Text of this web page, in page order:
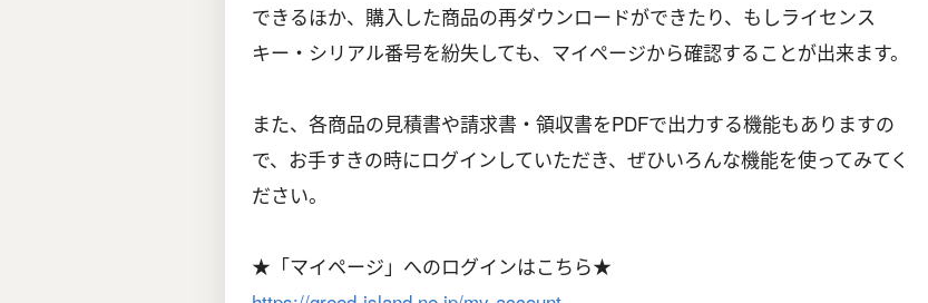
できるほか、購入した商品の再ダウンロードができたり、もしライセンス
キー・シリアル番号を紛失しても、マイページから確認することが出来ます。
また、各商品の見積書や請求書・領収書をPDFで出力する機能もありますの
で、お手すきの時にログインしていただき、ぜひいろんな機能を使ってみてく
ださい。
★「マイページ」へのログインはこちら★